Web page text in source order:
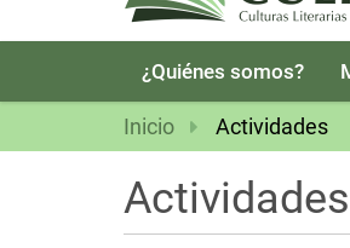
e
¿Quiénes somos?
Inicio Actividades
Actividades